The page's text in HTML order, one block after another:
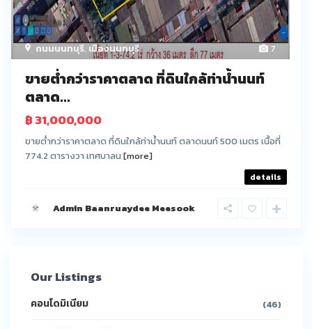
7
ถนนนนทบุรี, เมืองนนทบุรี
ขายต่ำกว่าราคาตลาด ที่ดินใกล้ท่าน้ำนนท์
ตลาด...
฿ 31,000,000
ขายต่ำกว่าราคาตลาด ที่ดินใกล้ท่าน้ำนนท์ ตลาดนนท์ 500 เมตร เนื้อที่
774.2 ตารางวา เทศบาลน [more]
details
Admin Baanruaydee Meesook
Our Listings
คอนโดมิเนียม (46)